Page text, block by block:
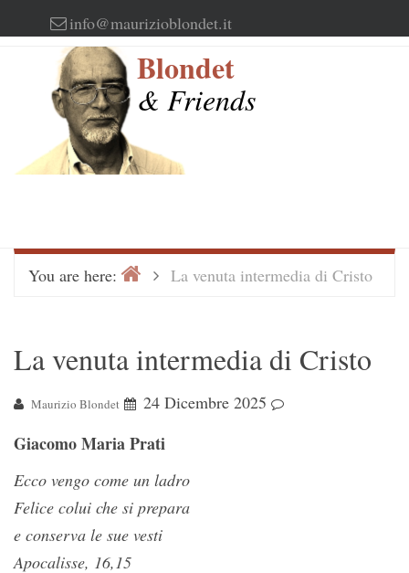
to
info@maurizioblondet.it
Blondet
& Friends
You are here: HomeLa venuta intermedia di Cristo
La venuta intermedia di Cristo
Maurizio Blondet 24 Dicembre 2025
Giacomo Maria Prati
Ecco vengo come un ladro
Felice colui che si prepara
e conserva le sue vesti
Apocalisse, 16,15